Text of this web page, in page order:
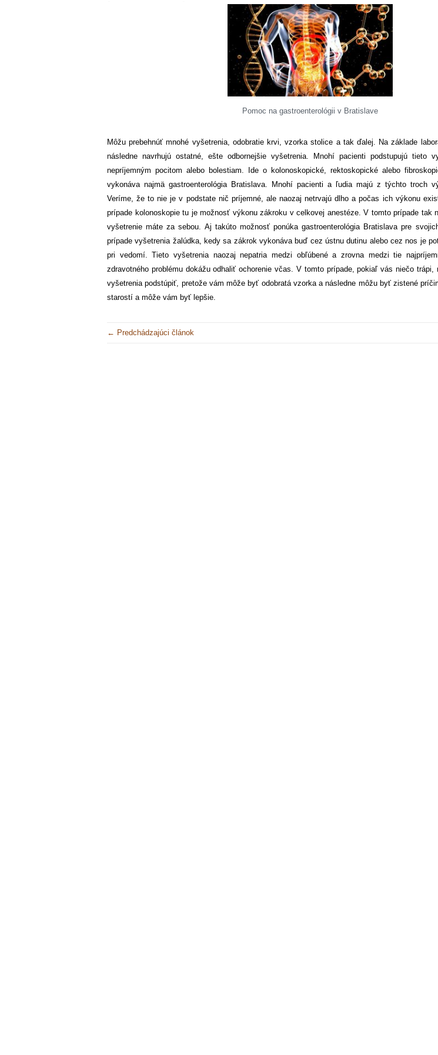
Pomoc na gastroenterológii v Bratislave
Môžu prebehnúť mnohé vyšetrenia, odobratie krvi, vzorka stolice a tak ďalej. Na základe
následne navrhujú ostatné, ešte odbornejšie vyšetrenia. Mnohí pacienti podstupujú tieto
nepríjemným pocitom alebo bolestiam. Ide o kolonoskopické, rektoskopické alebo
vykonáva najmä gastroenterológia Bratislava. Mnohí pacienti a ľudia majú z týchto troch
Veríme, že to nie je v podstate nič príjemné, ale naozaj netrvajú dlho a počas ich výkonu
prípade kolonoskopie tu je možnosť výkonu zákroku v celkovej anestéze. V tomto prípade tak
vyšetrenie máte za sebou. Aj takúto možnosť ponúka gastroenterológia Bratislava pre
prípade vyšetrenia žalúdka, kedy sa zákrok vykonáva buď cez ústnu dutinu alebo cez nos je
pri vedomí. Tieto vyšetrenia naozaj nepatria medzi obľúbené a zrovna medzi tie
zdravotného problému dokážu odhaliť ochorenie včas. V tomto prípade, pokiaľ vás niečo trápi,
vyšetrenia podstúpiť, pretože vám môže byť odobratá vzorka a následne môžu byť zistené
starostí a môže vám byť lepšie.
← Predchádzajúci článok